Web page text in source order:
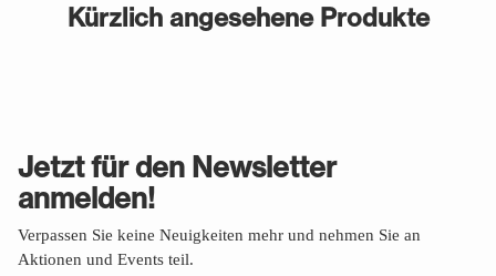
Kürzlich angesehene Produkte
Jetzt für den Newsletter
anmelden!
Verpassen Sie keine Neuigkeiten mehr und nehmen Sie an
Aktionen und Events teil.